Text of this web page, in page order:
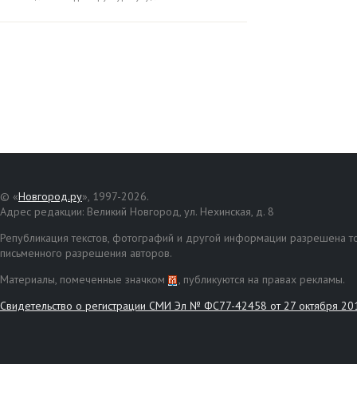
© «Новгород.ру», 1997-2026.
Адрес редакции: Великий Новгород, ул. Нехинская, д. 8
Републикация текстов, фотографий и другой информации разрешена
письменного разрешения авторов.
Материалы, помеченные значком
, публикуются на правах рекламы.
Свидетельство о регистрации СМИ Эл № ФС77-42458 от 27 октября